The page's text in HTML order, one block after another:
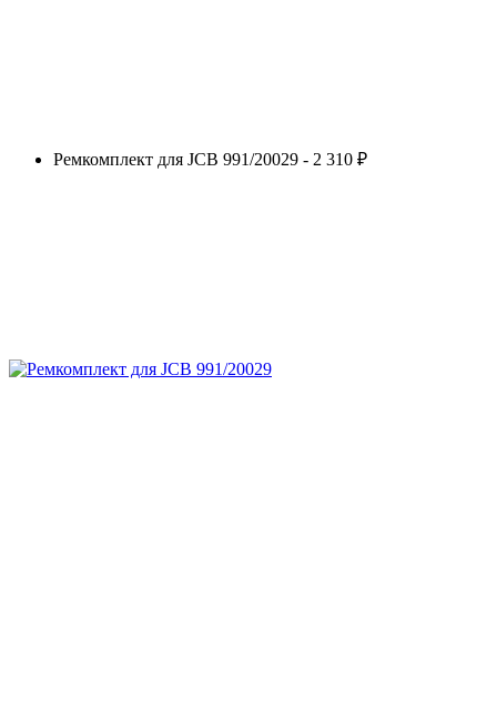
Ремкомплект для JCB 991/20029 - 2 310 ₽